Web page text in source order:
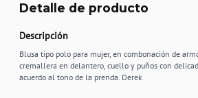
Detalle de producto
Descripción
Blusa tipo polo para mujer, en combonación de
cremallera en delantero, cuello y puños con
acuerdo al tono de la prenda. Derek